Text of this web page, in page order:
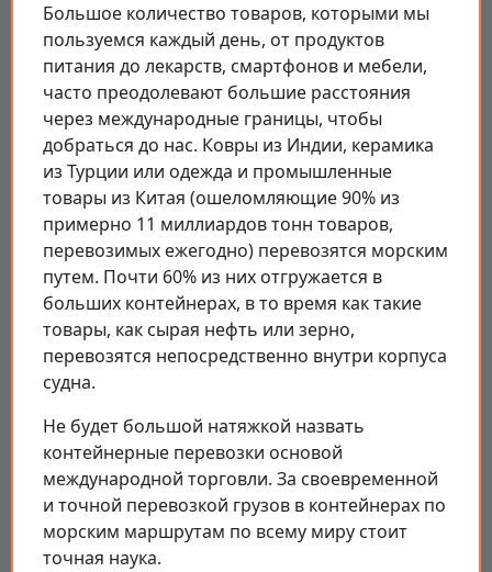
Большое количество товаров, которыми мы
пользуемся каждый день, от продуктов
питания до лекарств, смартфонов и мебели,
часто преодолевают большие расстояния
через международные границы, чтобы
добраться до нас. Ковры из Индии, керамика
из Турции или одежда и промышленные
товары из Китая (ошеломляющие 90% из
примерно 11 миллиардов тонн товаров,
перевозимых ежегодно) перевозятся морским
путем. Почти 60% из них отгружается в
больших контейнерах, в то время как такие
товары, как сырая нефть или зерно,
перевозятся непосредственно внутри корпуса
судна.
Не будет большой натяжкой назвать
контейнерные перевозки основой
международной торговли. За своевременной
и точной перевозкой грузов в контейнерах по
морским маршрутам по всему миру стоит
точная наука.